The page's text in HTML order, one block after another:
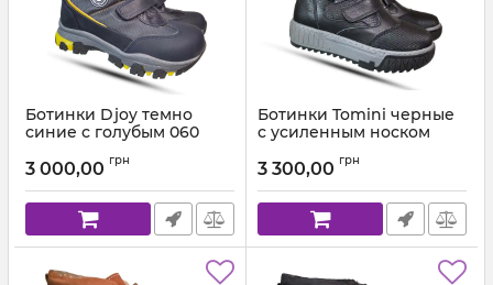
Ботинки Djoy темно
синие с голубым 060
3 000,00 грн
Ботинки Tomini черные
с усиленным носком
Артикул: 0251905 (26-38)
3 300,00 грн